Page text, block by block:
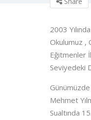
2003
Okulumuz ,
Eğitmenler
Seviyedeki
Mehmet
Sualtında